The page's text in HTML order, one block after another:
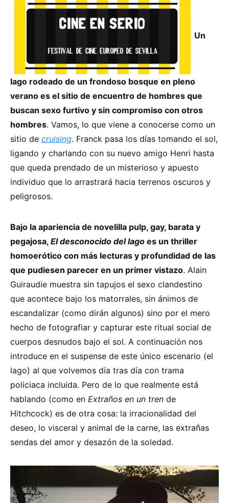
Un
lago rodeado de un frondoso bosque en pleno
verano es el sitio de encuentro de hombres que
buscan sexo furtivo y sin compromiso con otros
hombres. Vamos, lo que viene a conocerse como un
sitio de cruising. Franck pasa los días tomando el sol,
ligando y charlando con su nuevo amigo Henri hasta
que queda prendado de un misterioso y apuesto
individuo que lo arrastrará hacia terrenos oscuros y
peligrosos.
Bajo la apariencia de novelilla pulp, gay, barata y
pegajosa, El desconocido del lago es un thriller
homoerótico con más lecturas y profundidad de las
que pudiesen parecer en un primer vistazo. Alain
Guiraudie muestra sin tapujos el sexo clandestino
que acontece bajo los matorrales, sin ánimos de
escandalizar (como dirán algunos) sino por el mero
hecho de fotografiar y capturar este ritual social de
cuerpos desnudos bajo el sol. A continuación nos
introduce en el suspense de este único escenario (el
lago) al que volvemos día tras día con trama
policiaca incluida. Pero de lo que realmente está
hablando (como en Extraños en un tren de
Hitchcock) es de otra cosa: la irracionalidad del
deseo, lo visceral y animal de la carne, las extrañas
sendas del amor y desazón de la soledad.